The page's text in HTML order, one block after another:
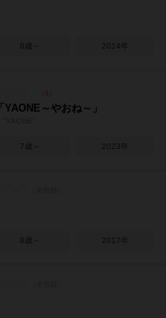
8歳～ 2014年
～やおね～」
7歳～ 2023年
8歳～ 2017年